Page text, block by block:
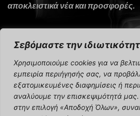
Σεβόμαστε την
Χρησιμοποιούμε cookies για να
εμπειρία περιήγησής σας, να
εξατομικευμένες διαφημίσεις ή
αναλύουμε την επισκεψιμότητά
στην επιλογή «Αποδοχή Όλων»,
αποκλειστικά νέα και προσφορές.
CAP Sport 2024 © All